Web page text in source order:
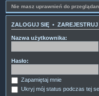
Nie masz uprawnień do
ZALOGUJ SIĘ • ZAREJESTRUJ
Nazwa użytkownika:
Hasło:
Zapamiętaj mnie
Ukryj mój status podczas tej